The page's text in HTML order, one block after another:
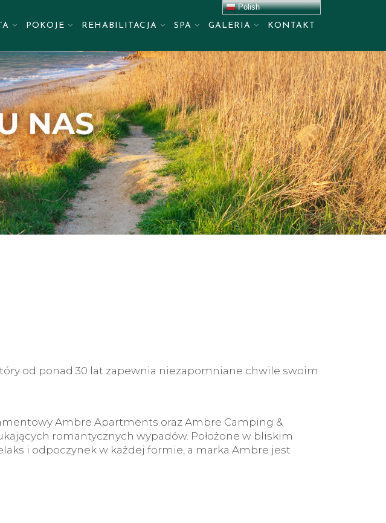
POKOJE REHABILITACJA SPA GALERIA KONTAKT
od ponad 30 lat zapewnia niezapomniane chwile swoim
Ambre Apartments oraz Ambre Camping &
romantycznych wypadów. Położone w bliskim
i odpoczynek w każdej formie, a marka Ambre jest
Polish